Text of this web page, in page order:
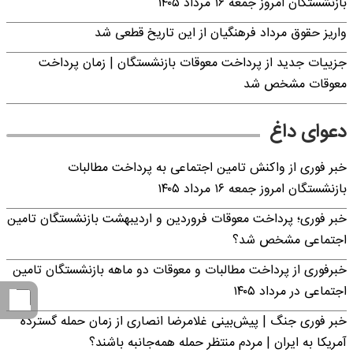
واریز حقوق مرداد فرهنگیان از این تاریخ قطعی شد
جزییات جدید از پرداخت معوقات بازنشستگان | زمان پرداخت
معوقات مشخص شد
دعوای داغ
خبر فوری از واکنش تامین اجتماعی به پرداخت مطالبات
بازنشستگان امروز جمعه ۱۶ مرداد ۱۴۰۵
خبر فوری؛ پرداخت معوقات فروردین و اردیبهشت بازنشستگان تامین
اجتماعی مشخص شد؟
خبرفوری از پرداخت مطالبات و معوقات دو ماهه بازنشستگان تامین
اجتماعی در مرداد ۱۴۰۵
خبر فوری جنگ | پیش‌بینی غلامرضا انصاری از زمان حمله گسترده
آمریکا به ایران | مردم منتظر حمله همه‌جانبه باشند؟